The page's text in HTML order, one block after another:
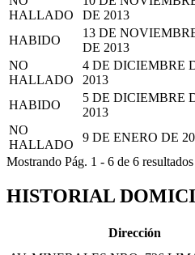
HALLADO
DE 2013
HABIDO
13 DE
DE 2013
NO
HALLADO
4 DE DICIEMBRE
2013
HABIDO
5 DE DICIEMBRE
2013
NO
HALLADO
9 DE ENERO DE
Mostrando Pág. 1 - 6 de 6 resultados
HISTORIAL
Dirección